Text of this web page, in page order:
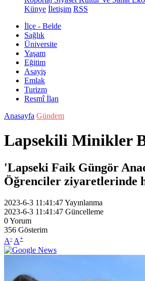
Künye İletişim RSS
İlçe - Belde
Sağlık
Üniversite
Yaşam
Eğitim
Asayiş
Emlak
Turizm
Resmî İlan
Anasayfa Gündem
Lapsekili Minikler
'Lapseki Faik Güngör
Öğrenciler ziyaretlerinde
2023-6-3 11:41:47Yayınlanma
2023-6-3 11:41:47 Güncelleme
0Yorum
356 Gösterim
A- A+